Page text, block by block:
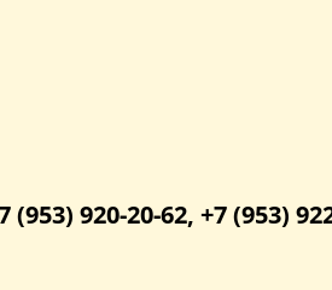
920-20-62, +7 (953)